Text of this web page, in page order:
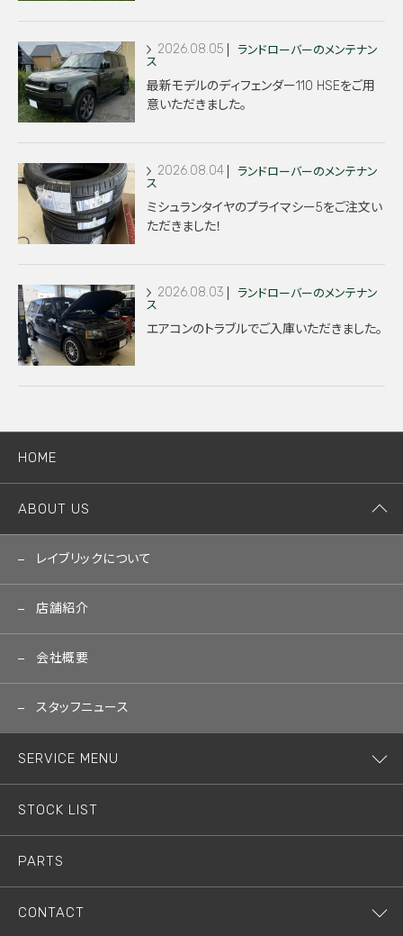
2026.08.05
ランドローバーのメンテナン
ス
最新モデルのディフェンダー110 HSEをご用
意いただきました。
2026.08.04
ランドローバーのメンテナン
ス
ミシュランタイヤのプライマシー5をご注文い
ただきました！
2026.08.03
ランドローバーのメンテナン
ス
エアコンのトラブルでご入庫いただきました。
HOME
ABOUT US
レイブリックについて
店舗紹介
会社概要
スタッフニュース
SERVICE MENU
STOCK LIST
PARTS
CONTACT